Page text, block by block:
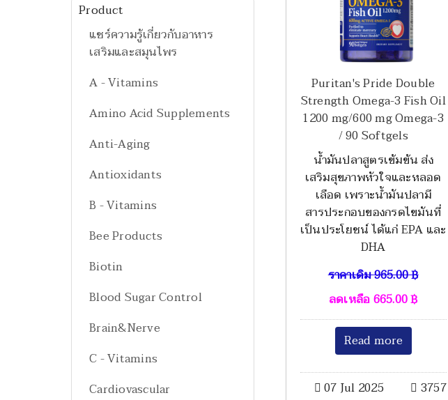
Product
แชร์ความรู้เกี่ยวกับอาหาร
เสริมและสมุนไพร
A - Vitamins
Amino Acid Supplements
Anti-Aging
Antioxidants
B - Vitamins
Bee Products
Biotin
Blood Sugar Control
Brain&Nerve
C - Vitamins
Cardiovascular
Puritan's Pride Double
Strength Omega-3 Fish Oil
1200 mg/600 mg Omega-3
/ 90 Softgels
น้ำมันปลาสูตรเข้มข้น ส่ง
เสริมสุขภาพหัวใจและหลอด
เลือด เพราะน้ำมันปลามี
สารประกอบของกรดไขมันที่
เป็นประโยชน์ ได้แก่ EPA และ
DHA
ราคาเดิม965.00฿
ลดเหลือ665.00฿
Read more
07 Jul 2025 3757